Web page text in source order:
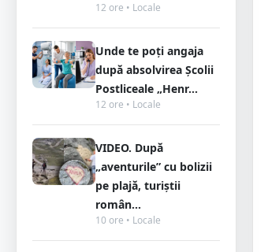
12 ore • Locale
Unde te poți angaja
după absolvirea Școlii
Postliceale „Henr...
12 ore • Locale
VIDEO. După
„aventurile” cu bolizii
pe plajă, turiștii
român...
10 ore • Locale